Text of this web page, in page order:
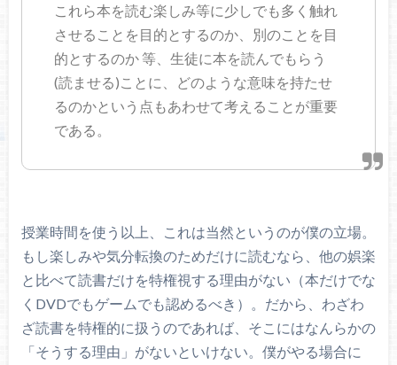
これら本を読む楽しみ等に少しでも多く触れ
させることを目的とするのか、別のことを目
的とするのか 等、生徒に本を読んでもらう
(読ませる)ことに、どのような意味を持たせ
るのかという点もあわせて考えることが重要
である。
授業時間を使う以上、これは当然というのが僕の立場。
もし楽しみや気分転換のためだけに読むなら、他の娯楽
と比べて読書だけを特権視する理由がない（本だけでな
くDVDでもゲームでも認めるべき）。だから、わざわ
ざ読書を特権的に扱うのであれば、そこにはなんらかの
「そうする理由」がないといけない。僕がやる場合に